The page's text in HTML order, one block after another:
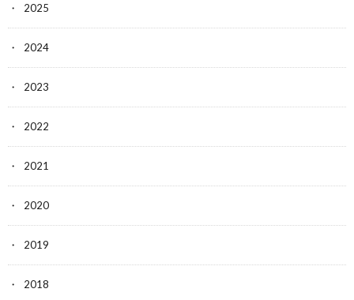
2025
2024
2023
2022
2021
2020
2019
2018